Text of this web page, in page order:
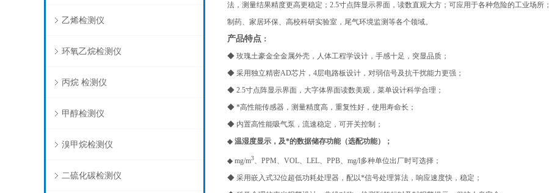
乙烯检测仪
环氧乙烷检测仪
丙烷 检测仪
甲醇检测仪
溴甲烷检测仪
二硫化碳检测仪
法，测量结果精度更高更稳定；2.5寸点阵显示界面，读数直观大方；可应用于各种危险的工业场
制药、家居环保、高校科研实验室，尾气环境监测等各个领域。
产品特点 ：
◆ 玫瑰土豪金全金属外壳，人体工程学设计，手感十足，突显品质；
◆ 采用独立精密AD芯片，4层电路板设计，对弱信号及抗干扰能力更强；
◆ 2.5寸点阵显示界面，大字体界面读数美观，菜单设计科学合理；
◆ *高性能传感器，测量精度高，重复性好，使用寿命长；
◆ 内置高性能吸气泵，流速稳定，可开关控制；
◆ 温湿度显示，及*的数据储存功能（选配功能）；
◆ mg/m3、PPM、VOL、LEL、PPB、mg/l多种单位出厂时可选择；
◆ 采用嵌入式32位超低功耗处理器，配以*信号处理算法，响应速度快，稳定；